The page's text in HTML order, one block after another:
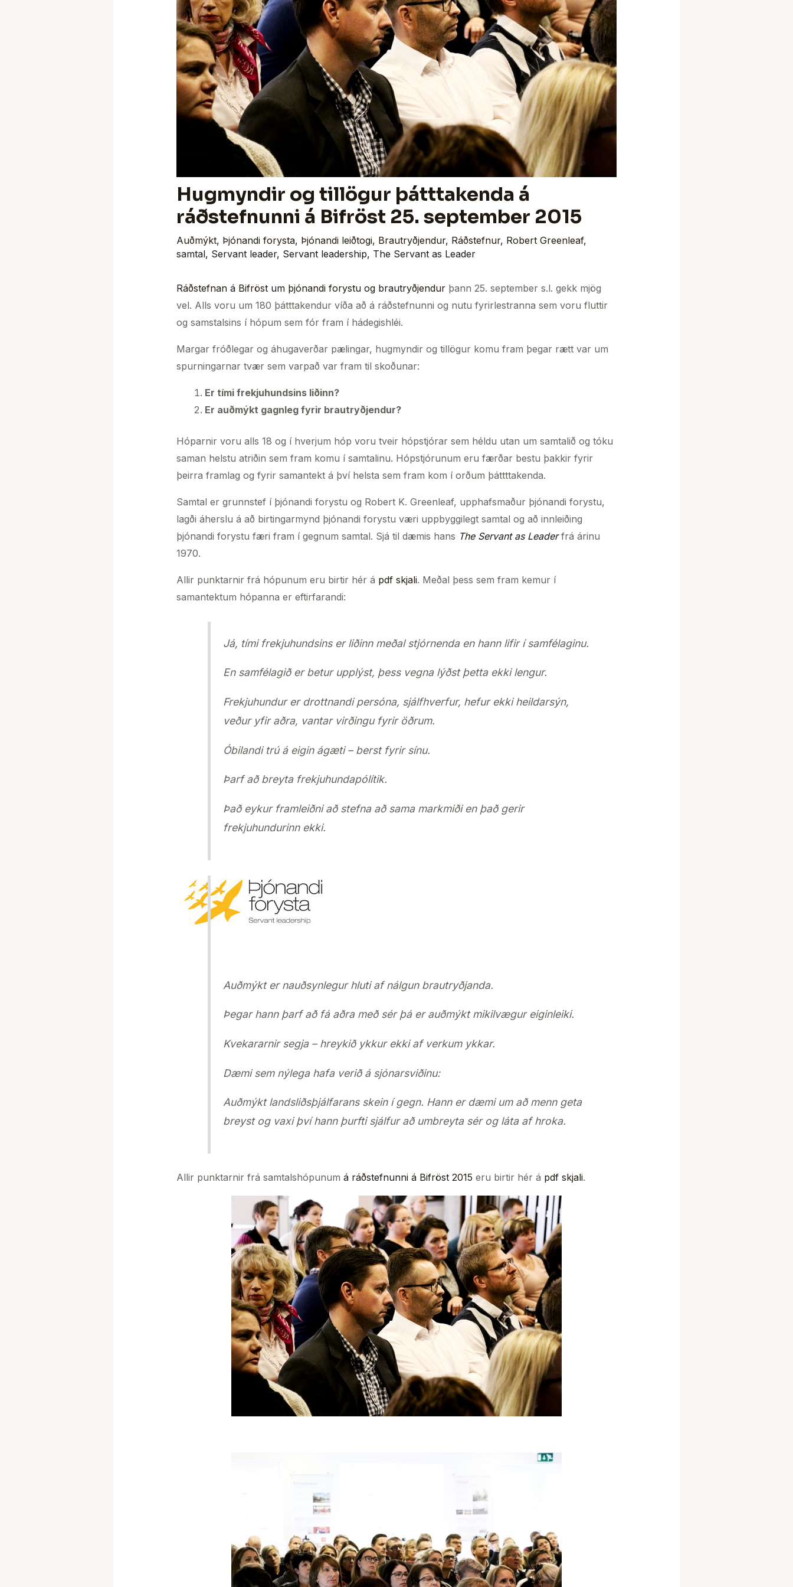
Hugmyndir og tillögur þátttakenda á
ráðstefnunni á Bifröst 25. september 2015
Auðmýkt, Þjónandi forysta, Þjónandi leiðtogi, Brautryðjendur, Ráðstefnur, Robert Greenleaf,
samtal, Servant leader, Servant leadership, The Servant as Leader
Ráðstefnan á Bifröst um þjónandi forystu og brautryðjendur þann 25. september s.l. gekk mjög
vel. Alls voru um 180 þátttakendur víða að á ráðstefnunni og nutu fyrirlestranna sem voru fluttir
og samstalsins í hópum sem fór fram í hádegishléi.
Margar fróðlegar og áhugaverðar pælingar, hugmyndir og tillögur komu fram þegar rætt var um
spurningarnar tvær sem varpað var fram til skoðunar:
Er tími frekjuhundsins liðinn?
Er auðmýkt gagnleg fyrir brautryðjendur?
Hóparnir voru alls 18 og í hverjum hóp voru tveir hópstjórar sem héldu utan um samtalið og tóku
saman helstu atriðin sem fram komu í samtalinu. Hópstjórunum eru færðar bestu þakkir fyrir
þeirra framlag og fyrir samantekt á því helsta sem fram kom í orðum þáttttakenda.
Samtal er grunnstef í þjónandi forystu og Robert K. Greenleaf, upphafsmaður þjónandi forystu,
lagði áherslu á að birtingarmynd þjónandi forystu væri uppbyggilegt samtal og að innleiðing
þjónandi forystu færi fram í gegnum samtal. Sjá til dæmis hans The Servant as Leaderfrá árinu
1970.
Allir punktarnir frá hópunum eru birtir hér á pdf skjali. Meðal þess sem fram kemur í
samantektum hópanna er eftirfarandi:
Já, tími frekjuhundsins er liðinn meðal stjórnenda en hann lifir í samfélaginu.
En samfélagið er betur upplýst, þess vegna lýðst þetta ekki lengur.
Frekjuhundur er drottnandi persóna, sjálfhverfur, hefur ekki heildarsýn,
veður yfir aðra, vantar virðingu fyrir öðrum.
Óbilandi trú á eigin ágæti – berst fyrir sínu.
Þarf að breyta frekjuhundapólítik.
Það eykur framleiðni að stefna að sama markmiði en það gerir
frekjuhundurinn ekki.
Auðmýkt er nauðsynlegur hluti af nálgun brautryðjanda.
Þegar hann þarf að fá aðra með sér þá er auðmýkt mikilvægur eiginleiki.
Kvekararnir segja – hreykið ykkur ekki af verkum ykkar.
Dæmi sem nýlega hafa verið á sjónarsviðinu:
Auðmýkt landsliðsþjálfarans skein í gegn. Hann er dæmi um að menn geta
breyst og vaxi því hann þurfti sjálfur að umbreyta sér og láta af hroka.
Allir punktarnir frá samtalshópunum á ráðstefnunni á Bifröst 2015 eru birtir hér á pdf skjali.